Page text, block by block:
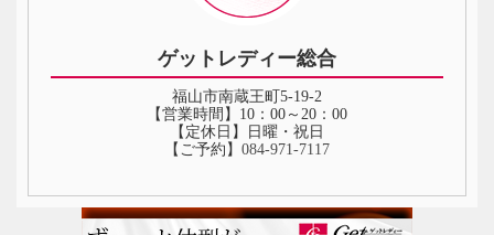
ゲットレディー総合
福山市南蔵王町5-19-2
【営業時間】10：00～20：00
【定休日】日曜・祝日
【ご予約】 084‐971‐7117